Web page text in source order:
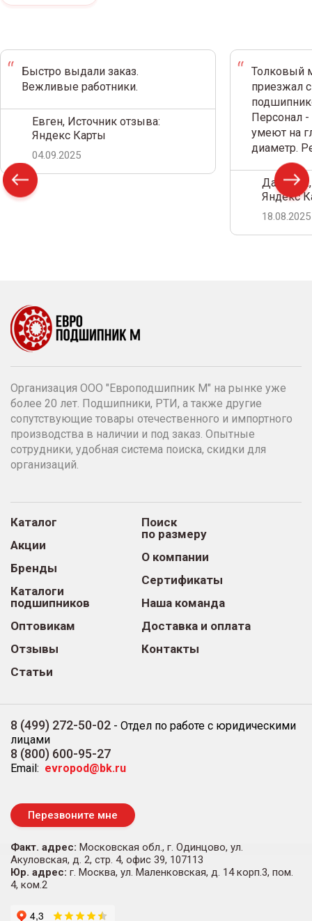
Быстро выдали заказ.
Вежливые работники.
Евген, Источник отзыва:
Яндекс Карты
04.09.2025
Толковый
приезжал
Персонал
умеют на
диаметр.
Дамир
Яндекс
18.08.2025
Организация ООО "Европодшипник М" на рынке уже
более 20 лет. Подшипники, РТИ, а также другие
сопутствующие товары отечественного и импортного
производства в наличии и под заказ. Опытные
сотрудники, удобная система поиска, скидки для
организаций.
Каталог
Акции
Бренды
Каталоги
подшипников
Оптовикам
Отзывы
Статьи
Поиск
по размеру
О компании
Сертификаты
Наша команда
Доставка и оплата
Контакты
8 (499) 272-50-02 - Отдел по работе с юридическими
лицами
8 (800) 600-95-27
Email: evropod@bk.ru
Перезвоните мне
Факт. адрес: Московская обл., г. Одинцово, ул.
Акуловская, д. 2, стр. 4, офис 39, 107113
Юр. адрес: г. Москва, ул. Маленковская, д. 14 корп.3, пом.
4, ком.2